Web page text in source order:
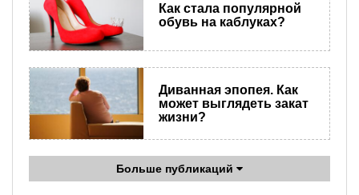
Как стала популярной
обувь на каблуках?
Диванная эпопея. Как
может выглядеть закат
жизни?
Больше публикаций